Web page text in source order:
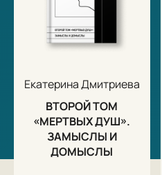
Екатерина Дмитриева
ВТОРОЙ ТОМ
«МЕРТВЫХ ДУШ».
ЗАМЫСЛЫ И
ДОМЫСЛЫ